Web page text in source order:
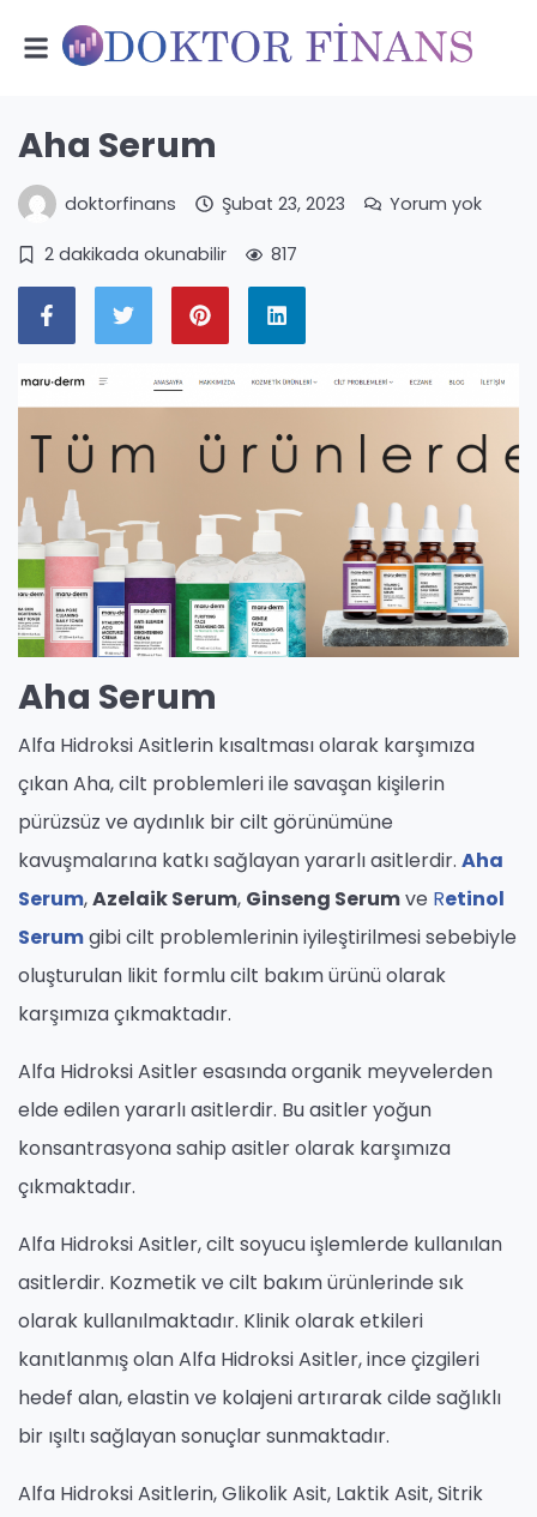
Aha Serum
doktorfinans Şubat 23, 2023 Yorum yok
2 dakikada okunabilir 817
Aha Serum
Alfa Hidroksi Asitlerin kısaltması olarak karşımıza
çıkan Aha, cilt problemleri ile savaşan kişilerin
pürüzsüz ve aydınlık bir cilt görünümüne
kavuşmalarına katkı sağlayan yararlı asitlerdir. Aha
Serum,Azelaik Serum, Ginseng Serumve Retinol
Serumgibi cilt problemlerinin iyileştirilmesi sebebiyle
oluşturulan likit formlu cilt bakım ürünü olarak
karşımıza çıkmaktadır.
Alfa Hidroksi Asitler esasında organik meyvelerden
elde edilen yararlı asitlerdir. Bu asitler yoğun
konsantrasyona sahip asitler olarak karşımıza
çıkmaktadır.
Alfa Hidroksi Asitler, cilt soyucu işlemlerde kullanılan
asitlerdir. Kozmetik ve cilt bakım ürünlerinde sık
olarak kullanılmaktadır. Klinik olarak etkileri
kanıtlanmış olan Alfa Hidroksi Asitler, ince çizgileri
hedef alan, elastin ve kolajeni artırarak cilde sağlıklı
bir ışıltı sağlayan sonuçlar sunmaktadır.
Alfa Hidroksi Asitlerin, Glikolik Asit, Laktik Asit, Sitrik